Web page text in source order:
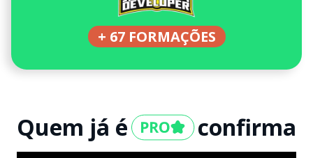
+ 67 FORMAÇÕES
Quem já é confirma